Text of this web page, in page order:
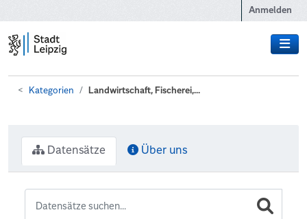
Anmelden
Kategorien Landwirtschaft, Fischerei,...
Datensätze Über uns